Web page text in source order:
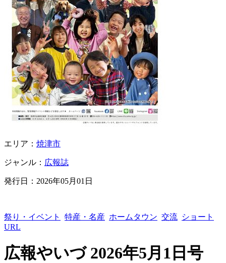
エリア： 焼津市
ジャンル： 広報誌
発行日： 2026年05月01日
祭り・イベント 特産・名産 ホームタウン 交流 ショート
URL
広報やいづ 2026年5月1日号